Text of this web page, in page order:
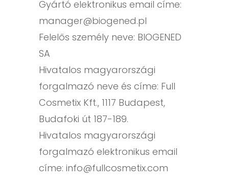
Gyártó elektronikus email címe:
manager@biogened.pl
Felelős személy neve: BIOGENED
SA
Hivatalos magyarországi
forgalmazó neve és címe: Full
Cosmetix Kft., 1117 Budapest,
Budafoki út 187-189.
Hivatalos magyarországi
forgalmazó elektronikus email
címe: info@fullcosmetix.com